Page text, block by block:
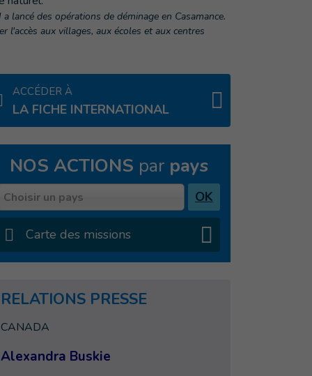
lancé des opérations de déminage en Casamance.
aux villages, aux écoles et aux centres
ACCÉDER À
LA FICHE INTERNATIONAL
NOS ACTIONS par pays
Choisir un pays OK
Carte des missions
RELATIONS PRESSE
CANADA
Alexandra Buskie